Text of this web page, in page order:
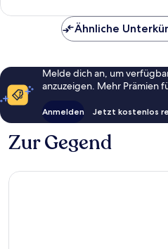
Ähnliche
Melde dich an, um
anzuzeigen. Mehr Prämien
Anmelden Jetzt kostenlos
Zur Gegend